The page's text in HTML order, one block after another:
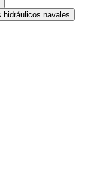
Desarrollo y ejecución de proyectos hidráulicos navales